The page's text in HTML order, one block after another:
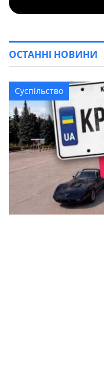
ОСТАННІ НОВИНИ
Суспільство